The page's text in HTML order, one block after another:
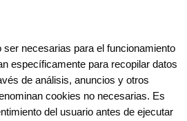
ser necesarias para el funcionamiento
específicamente para recopilar datos
de análisis, anuncios y otros
cookies no necesarias. Es
del usuario antes de ejecutar